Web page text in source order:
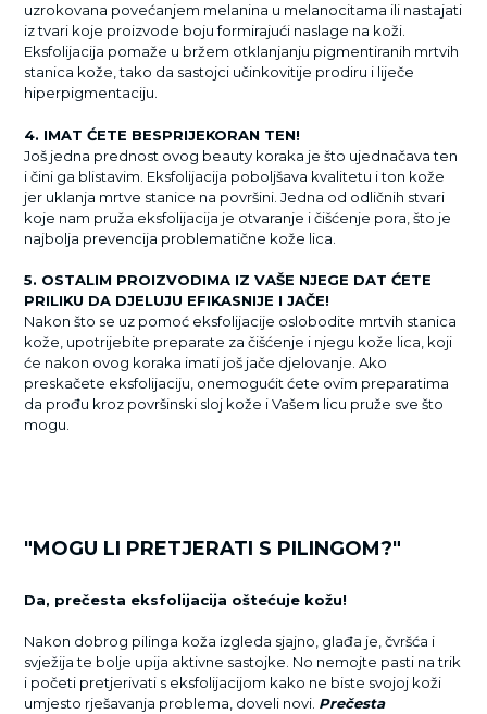
uzrokovana povećanjem melanina u melanocitama ili nastajati
iz tvari koje proizvode boju formirajući naslage na koži.
Eksfolijacija pomaže u bržem otklanjanju pigmentiranih mrtvih
stanica kože, tako da sastojci učinkovitije prodiru i liječe
hiperpigmentaciju.
4. IMAT ĆETE BESPRIJEKORAN TEN!
Još jedna prednost ovog beauty koraka je što ujednačava ten
i čini ga blistavim. Eksfolijacija poboljšava kvalitetu i ton kože
jer uklanja mrtve stanice na površini. Jedna od odličnih stvari
koje nam pruža eksfolijacija je otvaranje i čišćenje pora, što je
najbolja prevencija problematične kože lica.
5. OSTALIM PROIZVODIMA IZ VAŠE NJEGE DAT ĆETE
PRILIKU DA DJELUJU EFIKASNIJE I JAČE!
Nakon što se uz pomoć eksfolijacije oslobodite mrtvih stanica
kože, upotrijebite preparate za čišćenje i njegu kože lica, koji
će nakon ovog koraka imati još jače djelovanje. Ako
preskačete eksfolijaciju, onemogućit ćete ovim preparatima
da prođu kroz površinski sloj kože i Vašem licu pruže sve što
mogu.
"MOGU LI PRETJERATI S PILINGOM?"
Da, prečesta eksfolijacija oštećuje kožu!
Nakon dobrog pilinga koža izgleda sjajno, glađa je, čvršća i
svježija te bolje upija aktivne sastojke. No nemojte pasti na trik
i početi pretjerivati s eksfolijacijom kako ne biste svojoj koži
umjesto rješavanja problema, doveli novi. Prečesta